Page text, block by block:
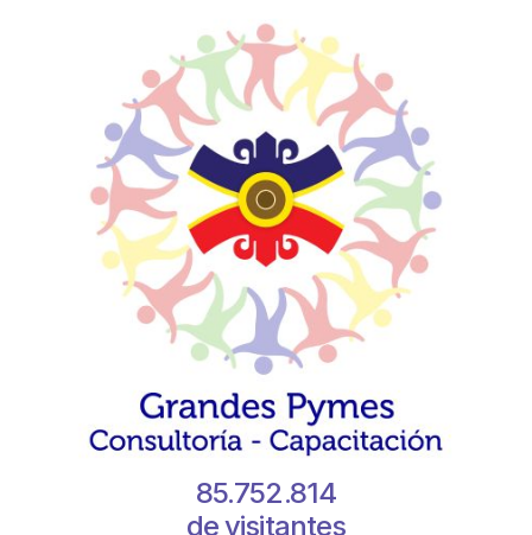
85.752.814
de visitantes